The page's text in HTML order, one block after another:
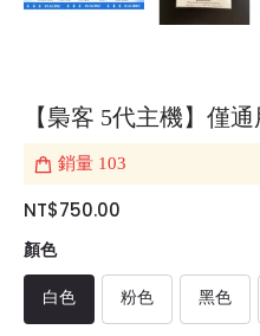
【梟客 5代主機】僅
銷量 103
NT$750.00
顏色
白色 粉色 黑色